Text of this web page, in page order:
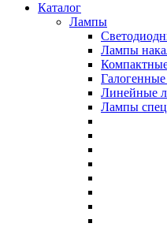
Каталог
Лампы
Лампы
Линейные
Лампы